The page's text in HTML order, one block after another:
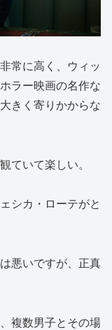
常に高く、ウィッ
ラー映画の名作な
きく寄りかからな
ていて楽しい。
シカ・ローテがと
悪いですが、正真
複数男子とその場